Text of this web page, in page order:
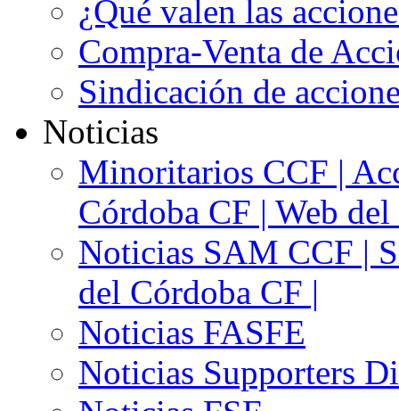
¿Qué valen las
Compra-Venta de
Sindicación de
Noticias
Minoritarios CCF |
Córdoba CF | Web
Noticias SAM CCF |
del Córdoba CF |
Noticias FASFE
Noticias Supporters